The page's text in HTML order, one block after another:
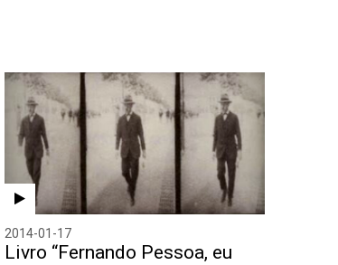
2014-01-17
Livro “Fernando Pessoa, eu